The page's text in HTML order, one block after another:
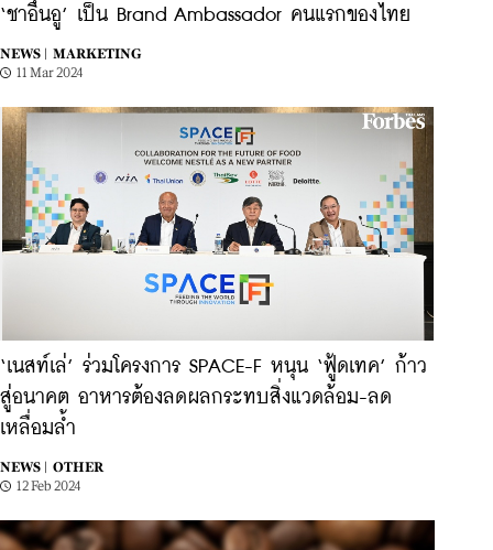
‘ชาอึนอู’ เป็น Brand Ambassador คนแรกของไทย
NEWS |
MARKETING
11 Mar 2024
‘เนสท์เล่’ ร่วมโครงการ SPACE-F หนุน ‘ฟู้ดเทค’ ก้าว
สู่อนาคต อาหารต้องลดผลกระทบสิ่งแวดล้อม-ลด
เหลื่อมล้ำ
NEWS |
OTHER
12 Feb 2024